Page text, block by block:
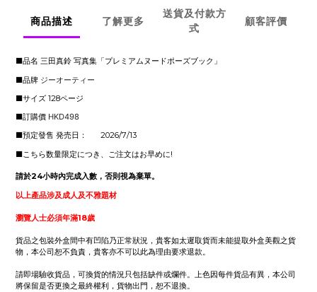
商品描述 了解更多
送貨及付款方
式
顧客評價
■品名 三田真鈴 写真集「プレミアムヌードポーズブック」
■品牌 ジーオーティー
■サイズ 128ページ
■訂購價 HKD498
■預定發售 発売日：
2026/7/13
■こちら数量限定につき、ご注文はお早めに!
請於24小時內完成入數，否則視為棄單。
以上產品涉及成人及不雅題材
瀏覽人士必須年滿18歲
貨品之包裝外盒間中有凹陷乃正常狀況，貴客如太遲取貨而未能提取外盒美觀之貨
物，本公司恕不負責，貴客亦不可以此為理由要求退款。
請即場驗收貨品，可換貨的情況只包括缺件或爛件。上色因每件貨品有異，本公司
將保留是否更換之最終權利，貨物出門，恕不退換。